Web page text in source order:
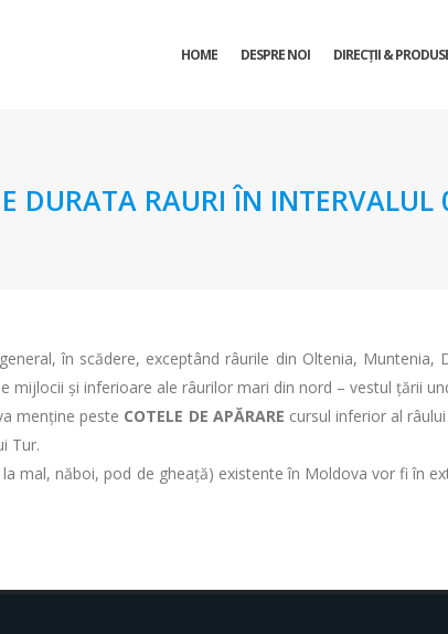
HOME DESPRE NOI DIRECŢII &
DURATA RAURI ÎN
în scădere, exceptând râurile din Oltenia,
mijlocii și inferioare ale râurilor mari din nord – vestul țării
menține peste COTELE DE APĂRARE cursul inferior al
Tur.
mal, năboi, pod de gheață) existente în Moldova vor fi în